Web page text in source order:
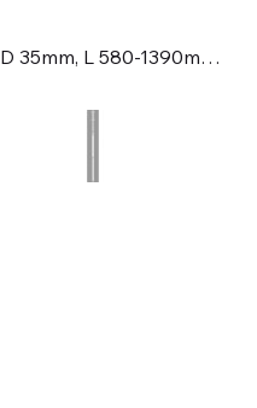
Teleskopstiel aus Aluminium D 35mm, L 580-1390mm, grau Klick-System